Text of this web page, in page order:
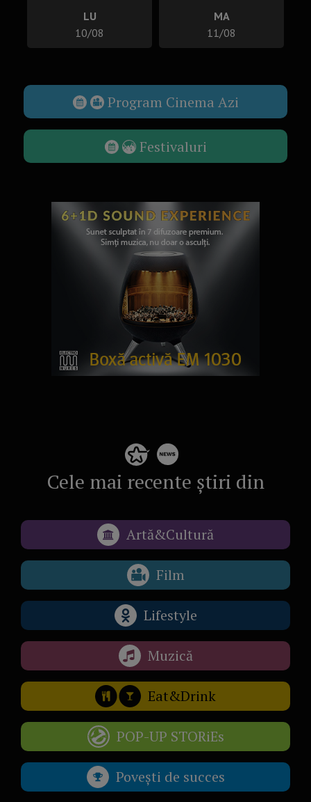
LU
10/08
MA
11/08
Program Cinema Azi
Festivaluri
Cele mai recente știri din
Artă&Cultură
Film
Lifestyle
Muzică
Eat&Drink
POP-UP STORiEs
Povești de succes